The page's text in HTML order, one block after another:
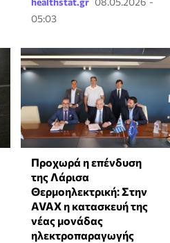
05:03
Προχωρά η επένδυση
της Λάρισα
Θερμοηλεκτρική: Στην
AVAX η κατασκευή της
νέας μονάδας
ηλεκτροπαραγωγής